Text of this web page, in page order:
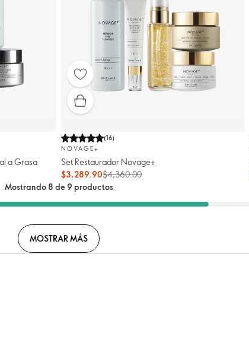
a Grasa
(16)
NOVAGE+
Set Restaurador Novage+
$3,289.90$4,360.00
Mostrando 8 de 9 productos
MOSTRAR MÁS